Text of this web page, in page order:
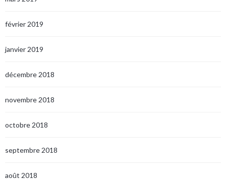
février 2019
janvier 2019
décembre 2018
novembre 2018
octobre 2018
septembre 2018
août 2018